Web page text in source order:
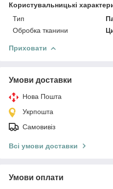
Користувальницькі
Тип
Обробка тканини
Приховати
Умови доставки
Нова Пошта
Укрпошта
Самовивіз
Всі умови доставки
Умови оплати